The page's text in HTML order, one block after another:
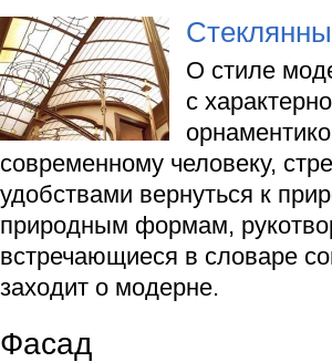
О стиле
с
современному человеку,
удобствами вернуться к
природным формам,
встречающиеся в словаре
заходит о модерне.
Фасад